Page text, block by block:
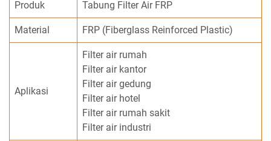
Produk Tabung Filter Air FRP
Material FRP (Fiberglass Reinforced Plastic)
Aplikasi
Filter air rumah
Filter air kantor
Filter air gedung
Filter air hotel
Filter air rumah sakit
Filter air industri